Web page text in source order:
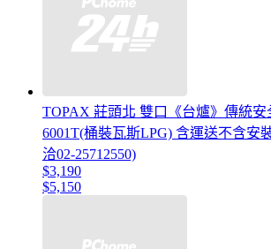
TOPAX 莊頭北 雙口《台爐》傳統安
6001T(桶裝瓦斯LPG) 含運送不含安
洽02-25712550)
$3,190
$5,150